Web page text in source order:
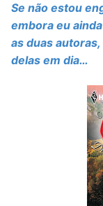
Se não estou
embora eu
as duas
delas em dia…